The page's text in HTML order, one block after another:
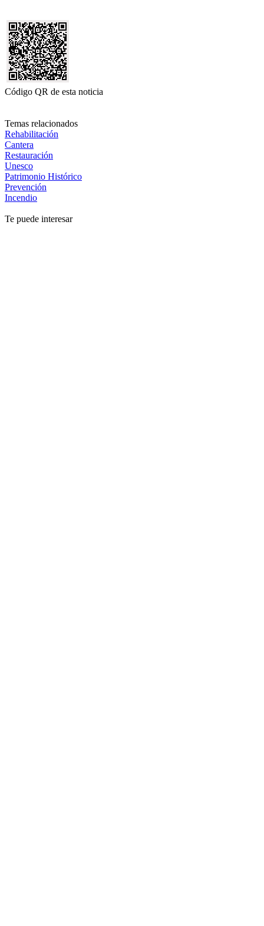
Código QR de esta noticia
Temas relacionados
Rehabilitación
Cantera
Restauración
Unesco
Patrimonio Histórico
Prevención
Incendio
Te puede interesar